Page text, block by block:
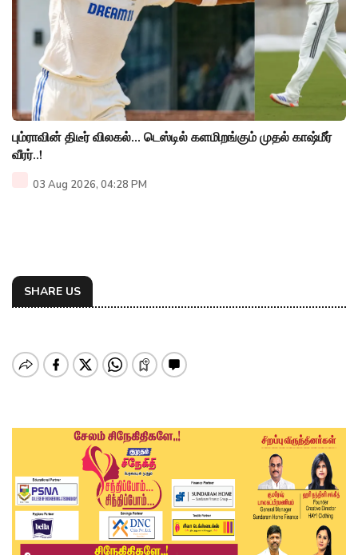
பும்ராவின் திடீர் விலகல்... டெஸ்டில் களமிறங்கும் முதல் காஷ்மீர்
வீரர்..!
03 Aug 2026, 04:28 PM
SHARE US